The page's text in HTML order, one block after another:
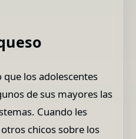
que los adolescentes
de sus mayores las
Cuando les
chicos sobre los